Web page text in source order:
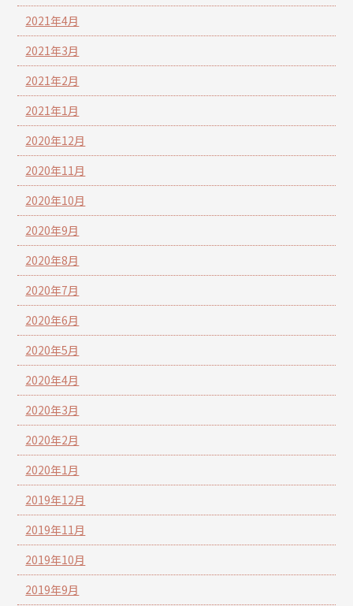
2021年4月
2021年3月
2021年2月
2021年1月
2020年12月
2020年11月
2020年10月
2020年9月
2020年8月
2020年7月
2020年6月
2020年5月
2020年4月
2020年3月
2020年2月
2020年1月
2019年12月
2019年11月
2019年10月
2019年9月